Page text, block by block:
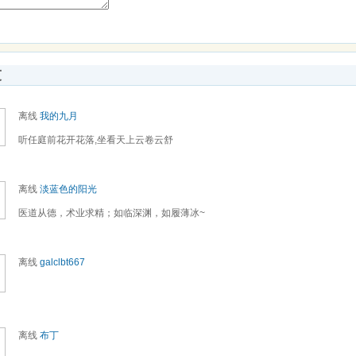
离线 我的九月
听任庭前花开花落,坐看天上云卷云舒
离线 淡蓝色的阳光
医道从德，术业求精；如临深渊，如履薄冰~
离线 galclbt667
离线 布丁